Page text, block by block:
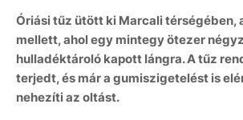
Óriási tűz ütött ki Marcali térségében,
mellett, ahol egy mintegy ötezer
hulladéktároló kapott lángra. A tűz
terjedt, és már a gumiszigetelést is
nehezíti az oltást.